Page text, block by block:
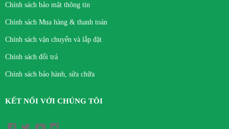
Chính sách bảo mật thông tin
Chính sách Mua hàng & thanh toán
Chính sách vận chuyển và lắp đặt
Chính sách đổi trả
Chính sách bảo hành, sửa chữa
KẾT NỐI VỚI CHÚNG TÔI